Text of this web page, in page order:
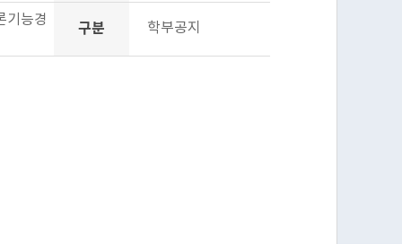
기능경
구분 학부공지